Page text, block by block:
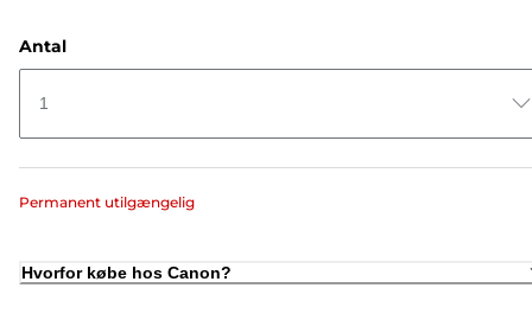
Antal
1
Permanent utilgængelig
Hvorfor købe hos Canon?